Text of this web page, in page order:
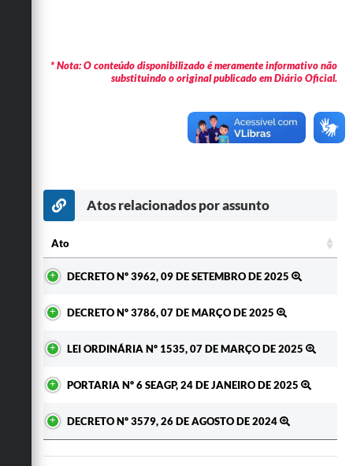
Contato
* Nota: O conteúdo disponibilizado é meramente informativo não
substituindo o original publicado em Diário Oficial.
Atos relacionados por assunto
Ato
DECRETO Nº 3962, 09 DE SETEMBRO DE 2025
DECRETO Nº 3786, 07 DE MARÇO DE 2025
LEI ORDINÁRIA Nº 1535, 07 DE MARÇO DE 2025
PORTARIA Nº 6 SEAGP, 24 DE JANEIRO DE 2025
DECRETO Nº 3579, 26 DE AGOSTO DE 2024